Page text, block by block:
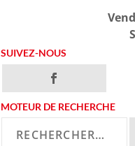
SUIVEZ-NOUS
MOTEUR DE RECHERCHE